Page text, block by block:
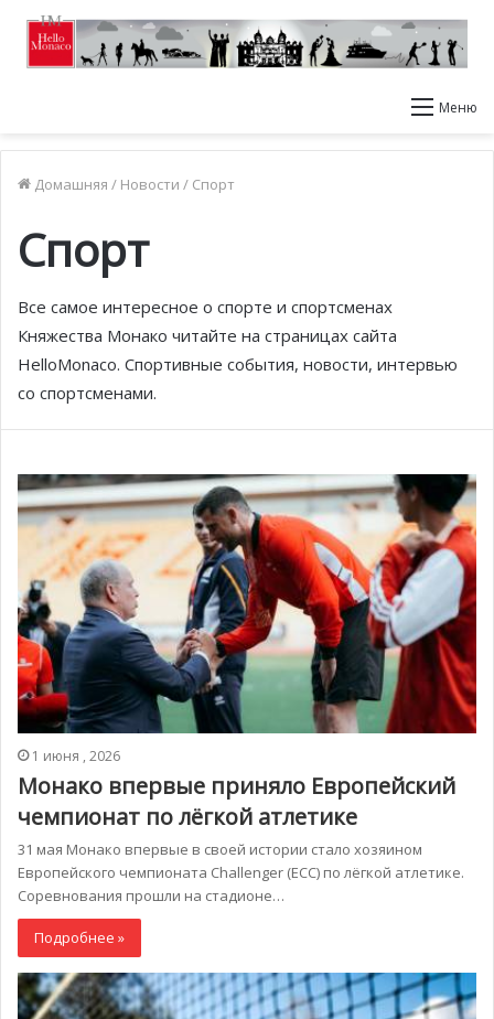
Меню
Домашняя / Новости / Спорт
Спорт
Все самое интересное о спорте и спортсменах
Княжества Монако читайте на страницах сайта
HelloMonaco. Спортивные события, новости, интервью
со спортсменами.
1 июня , 2026
Монако впервые приняло Европейский
чемпионат по лёгкой атлетике
31 мая Монако впервые в своей истории стало хозяином
Европейского чемпионата Challenger (ECC) по лёгкой атлетике.
Соревнования прошли на стадионе…
Подробнее »